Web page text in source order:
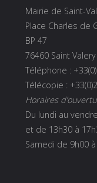
Mairie de Saint-
Place Charles de
BP 47
76460 Saint
Téléphone :
Télécopie :
Horaires
Du lundi au
et de 13h30 à
Samedi de 9h00